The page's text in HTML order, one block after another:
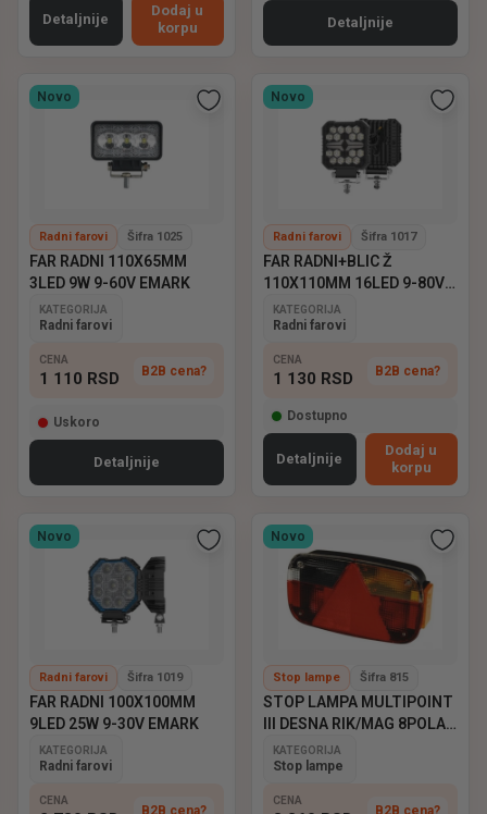
Detaljnije
Dodaj u
korpu
Detaljnije
Novo
Radni farovi Šifra 1025
FAR RADNI 110X65MM
3LED 9W 9-60V EMARK
KATEGORIJA
Radni farovi
CENA
1 110 RSD B2B cena?
Uskoro
Detaljnije
Novo
Radni farovi Šifra 1017
FAR RADNI+BLIC Ž
110X110MM 16LED 9-80V
EMARK
KATEGORIJA
Radni farovi
CENA
1 130 RSD B2B cena?
Dostupno
Detaljnije
Dodaj u
korpu
Novo
Radni farovi Šifra 1019
FAR RADNI 100X100MM
9LED 25W 9-30V EMARK
KATEGORIJA
Radni farovi
CENA
Novo
Stop lampe Šifra 815
STOP LAMPA MULTIPOINT
III DESNA RIK/MAG 8POLA
ASPOCK
KATEGORIJA
Stop lampe
CENA